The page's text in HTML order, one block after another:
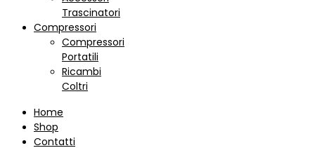
Trascinatori
Compressori
Compressori
Portatili
Ricambi
Coltri
Home
Shop
Contatti